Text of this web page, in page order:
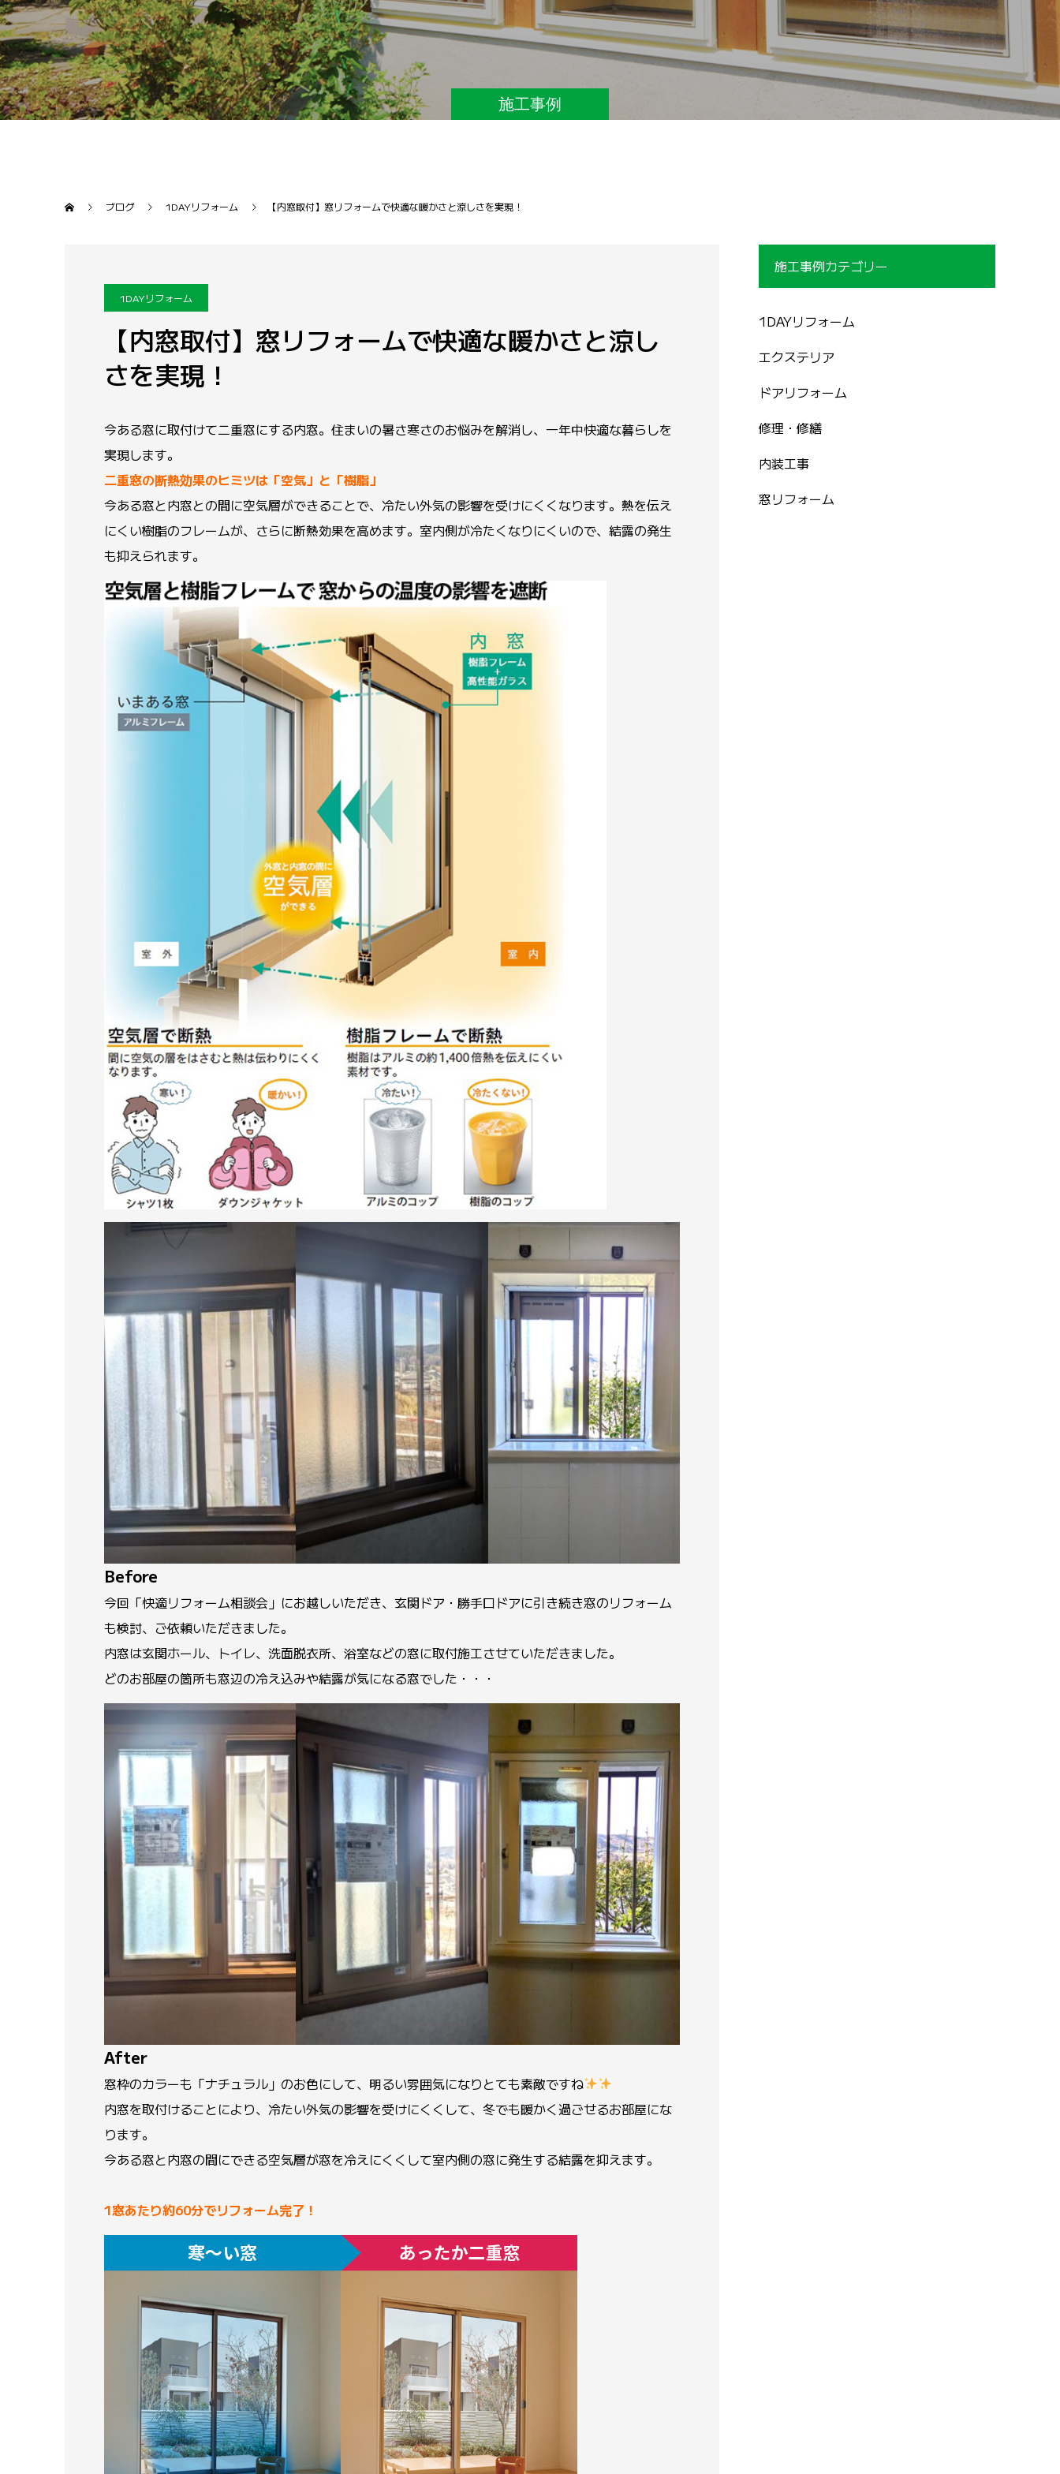
施工事例
ブログ 1DAYリフォーム 【内窓取付】窓リフォームで快適な暖かさと涼しさを実現！
1DAYリフォーム
【内窓取付】窓リフォームで快適な暖かさと涼し
さを実現！
今ある窓に取付けて二重窓にする内窓。住まいの暑さ寒さのお悩みを解消し、一年中快適な暮らしを
実現します。
二重窓の断熱効果のヒミツは「空気」と「樹脂」
今ある窓と内窓との間に空気層ができることで、冷たい外気の影響を受けにくくなります。熱を伝え
にくい樹脂のフレームが、さらに断熱効果を高めます。室内側が冷たくなりにくいので、結露の発生
も抑えられます。
Before
今回「快適リフォーム相談会」にお越しいただき、玄関ドア・勝手口ドアに引き続き窓のリフォーム
も検討、ご依頼いただきました。
内窓は玄関ホール、トイレ、洗面脱衣所、浴室などの窓に取付施工させていただきました。
どのお部屋の箇所も窓辺の冷え込みや結露が気になる窓でした・・・
After
窓枠のカラーも「ナチュラル」のお色にして、明るい雰囲気になりとても素敵ですね
内窓を取付けることにより、冷たい外気の影響を受けにくくして、冬でも暖かく過ごせるお部屋にな
ります。
今ある窓と内窓の間にできる空気層が窓を冷えにくくして室内側の窓に発生する結露を抑えます。
1窓あたり約60分でリフォーム完了！
施工事例カテゴリー
1DAYリフォーム
エクステリア
ドアリフォーム
修理・修繕
内装工事
窓リフォーム